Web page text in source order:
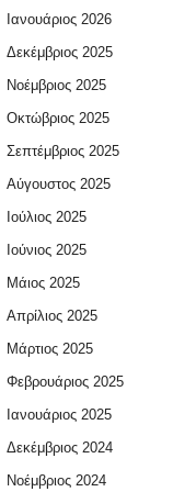
Ιανουάριος 2026
Δεκέμβριος 2025
Νοέμβριος 2025
Οκτώβριος 2025
Σεπτέμβριος 2025
Αύγουστος 2025
Ιούλιος 2025
Ιούνιος 2025
Μάιος 2025
Απρίλιος 2025
Μάρτιος 2025
Φεβρουάριος 2025
Ιανουάριος 2025
Δεκέμβριος 2024
Νοέμβριος 2024